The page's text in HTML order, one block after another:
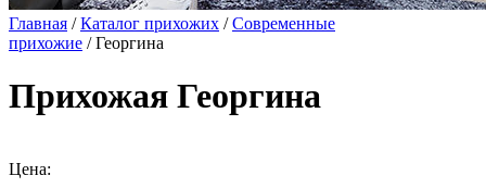
Главная /Каталог прихожих /Современные
прихожие / Георгина
Прихожая Георгина
Цена: